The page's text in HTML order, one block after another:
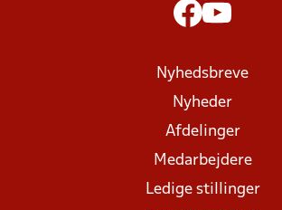
Nyhedsbreve
Nyheder
Afdelinger
Medarbejdere
Ledige stillinger